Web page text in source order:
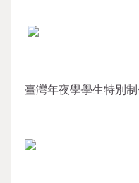
臺灣年夜學學生特別